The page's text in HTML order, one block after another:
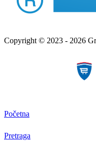
Copyright © 2023 - 2026
Početna
Pretraga